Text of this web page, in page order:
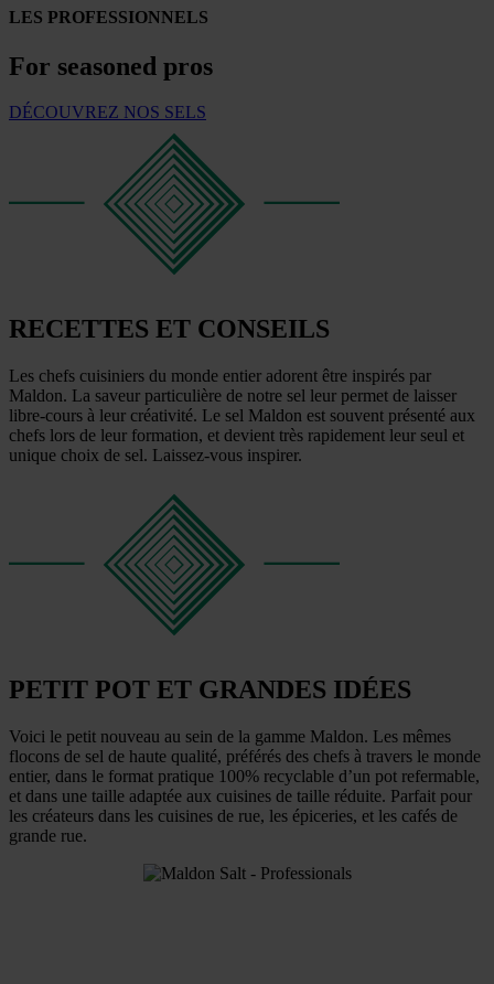
LES PROFESSIONNELS
For seasoned pros
DÉCOUVREZ NOS SELS
RECETTES ET CONSEILS
Les chefs cuisiniers du monde entier adorent être inspirés par
Maldon. La saveur particulière de notre sel leur permet de laisser
libre-cours à leur créativité. Le sel Maldon est souvent présenté aux
chefs lors de leur formation, et devient très rapidement leur seul et
unique choix de sel. Laissez-vous inspirer.
PETIT POT ET GRANDES IDÉES
Voici le petit nouveau au sein de la gamme Maldon. Les mêmes
flocons de sel de haute qualité, préférés des chefs à travers le monde
entier, dans le format pratique 100% recyclable d’un pot refermable,
et dans une taille adaptée aux cuisines de taille réduite. Parfait pour
les créateurs dans les cuisines de rue, les épiceries, et les cafés de
grande rue.